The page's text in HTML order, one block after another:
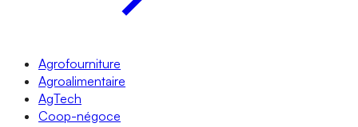
Agrofourniture
Agroalimentaire
AgTech
Coop-négoce